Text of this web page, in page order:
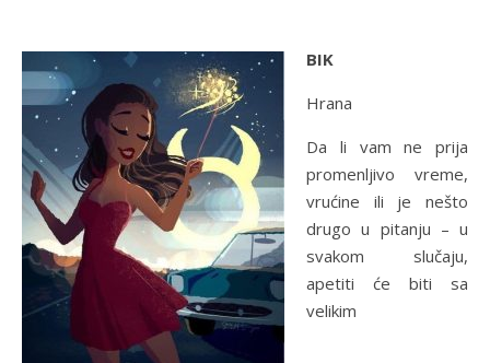
BIK
Hrana
Da li vam ne prija
promenljivo vreme,
vrućine ili je nešto
drugo u pitanju – u
svakom slučaju,
apetiti će biti sa
velikim